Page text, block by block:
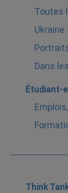
Toutes
Ukraine
Dans
Étudiant-
Think